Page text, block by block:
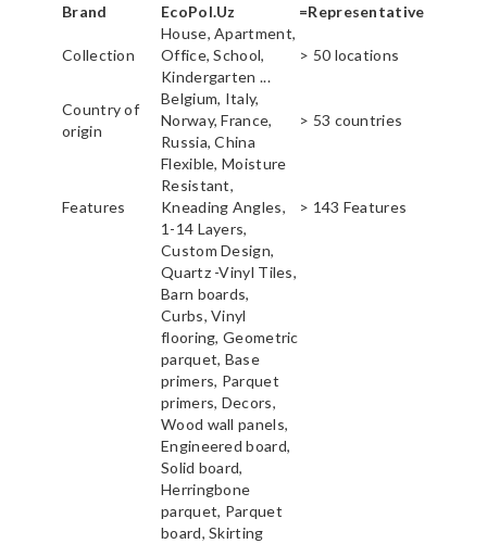
Brand EcoPol.Uz =Representative
Collection
House, Apartment,
Office, School,
Kindergarten ...
> 50 locations
Country of
origin
Belgium, Italy,
Norway, France,
Russia, China
> 53 countries
Features
Flexible, Moisture
Resistant,
Kneading Angles,
1-14 Layers,
Custom Design,
> 143 Features
Quartz -Vinyl Tiles,
Barn boards,
Curbs, Vinyl
flooring, Geometric
parquet, Base
primers, Parquet
primers, Decors,
Wood wall panels,
Engineered board,
Solid board,
Herringbone
parquet, Parquet
board, Skirting